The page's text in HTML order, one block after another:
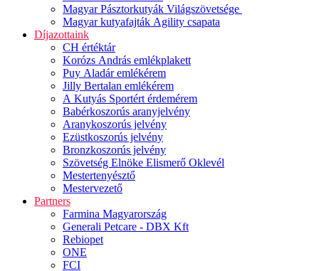
Magyar Pásztorkutyák Világszövetsége
Magyar kutyafajták Agility csapata
Díjazottaink
CH értéktár
Korózs András emlékplakett
Puy Aladár emlékérem
Jilly Bertalan emlékérem
A Kutyás Sportért érdemérem
Babérkoszorús aranyjelvény
Aranykoszorús jelvény
Ezüstkoszorús jelvény
Bronzkoszorús jelvény
Szövetség Elnöke Elismerő Oklevél
Mestertenyésztő
Mestervezető
Partners
Farmina Magyarország
Generali Petcare - DBX Kft
Rebiopet
ONE
FCI